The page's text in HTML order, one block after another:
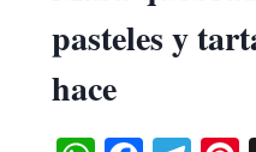
pasteles y
hace